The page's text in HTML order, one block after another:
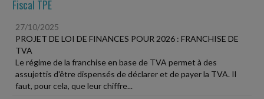
Fiscal TPE
27/10/2025
PROJET DE LOI DE FINANCES POUR 2026 : FRANCHISE DE
TVA
Le régime de la franchise en base de TVA permet à des
assujettis d'être dispensés de déclarer et de payer la TVA. Il
faut, pour cela, que leur chiffre...